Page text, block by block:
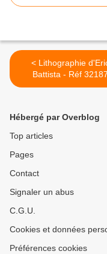
< Lithographie d'Eric
Battista - Réf 32187
Hébergé par Overblog
Top articles
Pages
Contact
Signaler un abus
C.G.U.
Cookies et données
Préférences cookies